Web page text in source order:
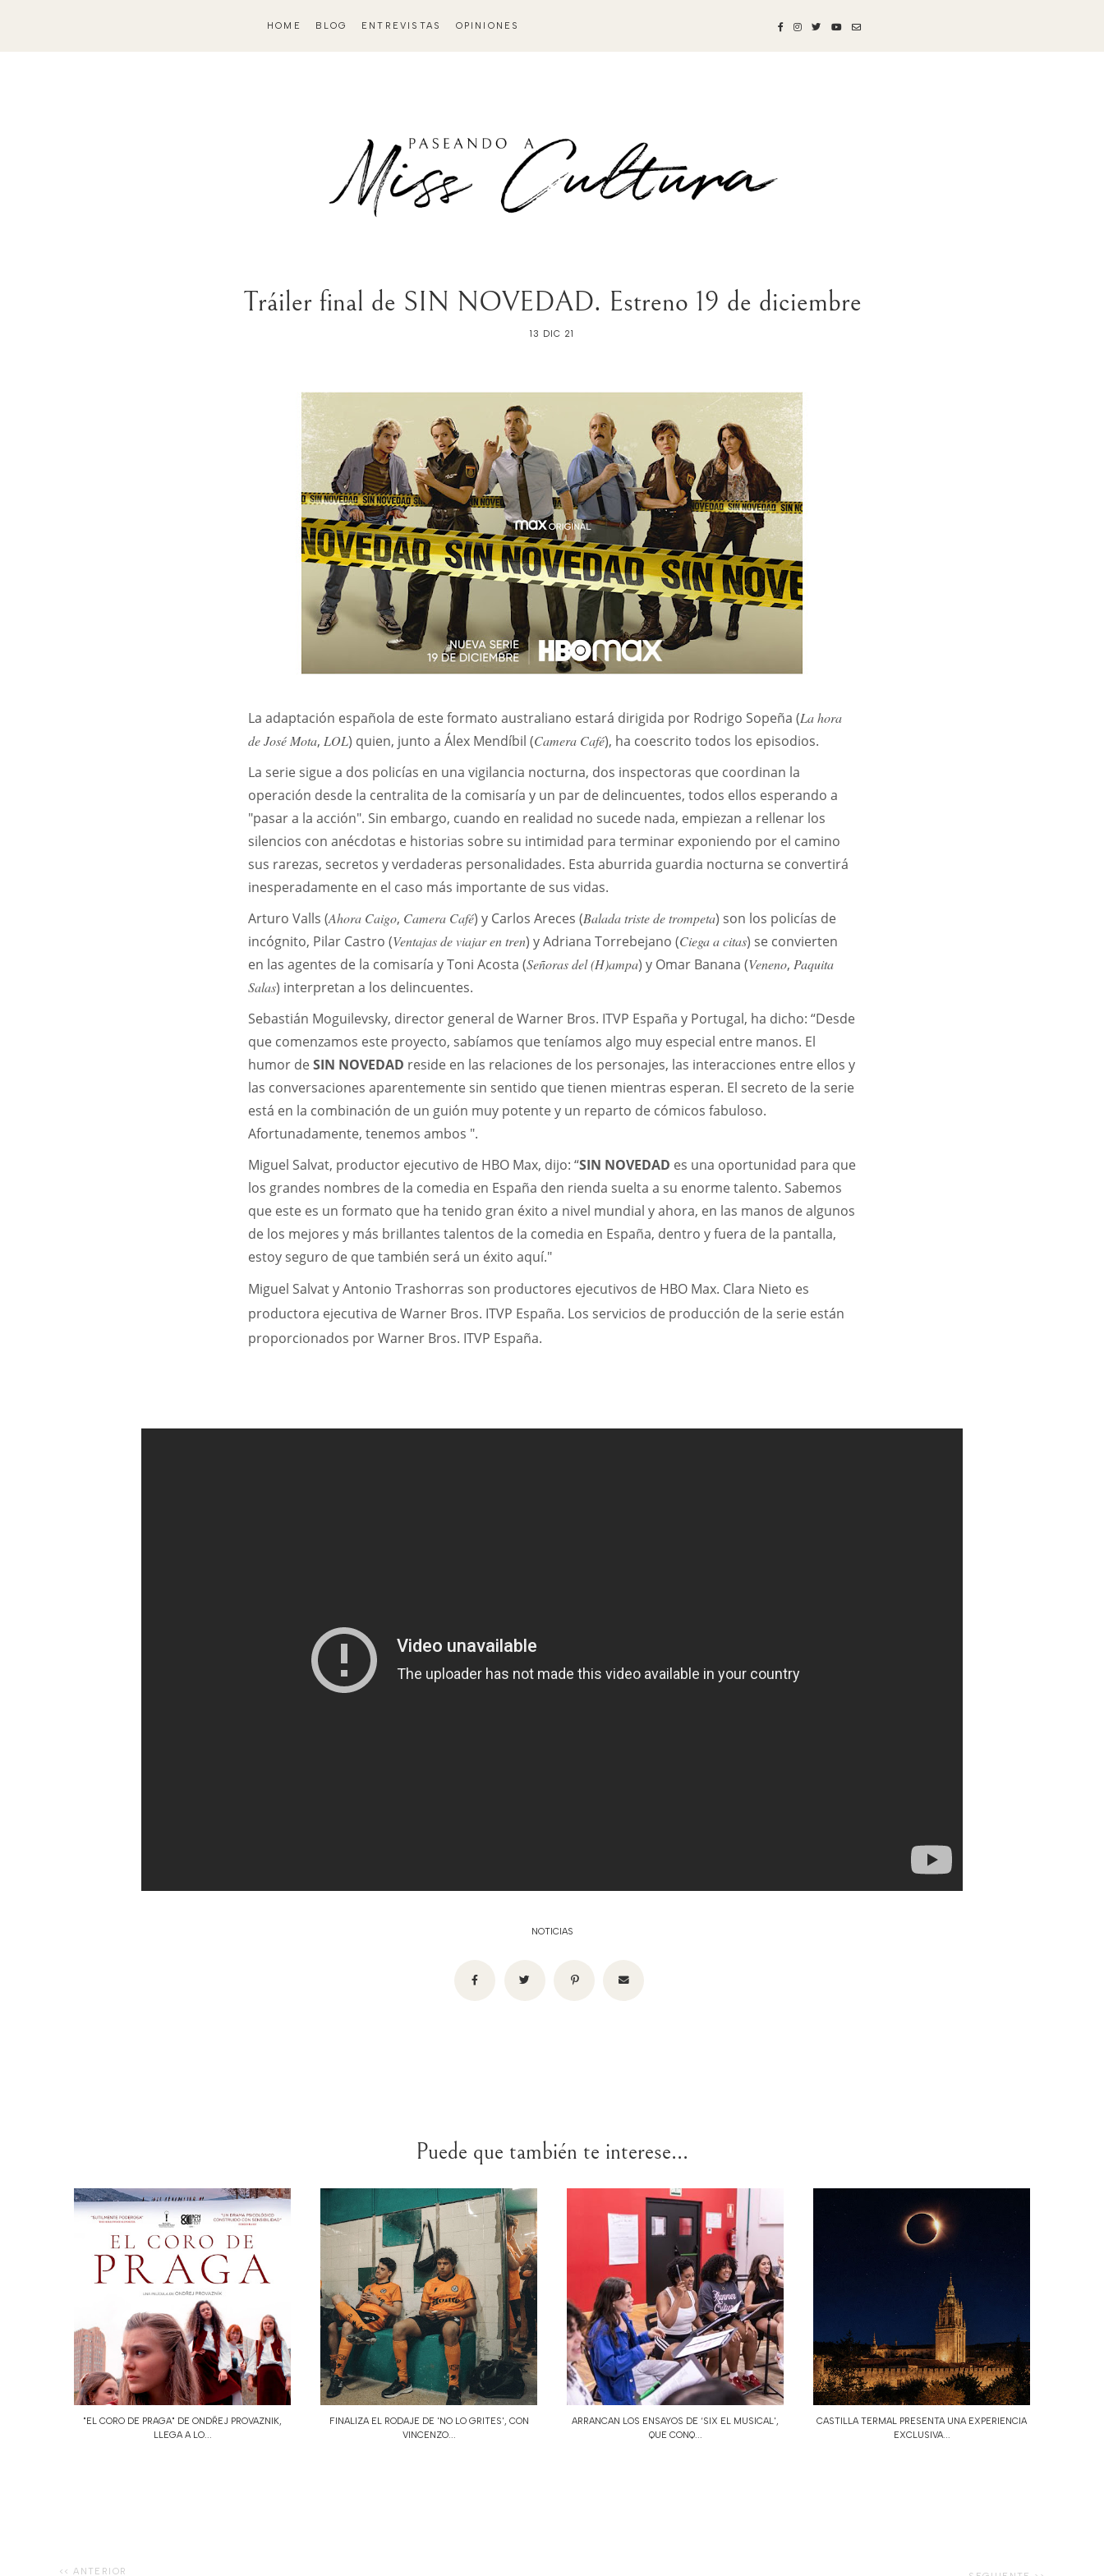
HOME BLOG ENTREVISTAS OPINIONES
Tráiler final de SIN NOVEDAD. Estreno 19 de diciembre
13 DIC 21
La adaptación española de este formato australiano estará dirigida por Rodrigo Sopeña (La hora
de José Mota, LOL) quien, junto a Álex Mendíbil (Camera Café), ha coescrito todos los episodios.
La serie sigue a dos policías en una vigilancia nocturna, dos inspectoras que coordinan la
operación desde la centralita de la comisaría y un par de delincuentes, todos ellos esperando a
"pasar a la acción". Sin embargo, cuando en realidad no sucede nada, empiezan a rellenar los
silencios con anécdotas e historias sobre su intimidad para terminar exponiendo por el camino
sus rarezas, secretos y verdaderas personalidades. Esta aburrida guardia nocturna se convertirá
inesperadamente en el caso más importante de sus vidas.
Arturo Valls (Ahora Caigo, Camera Café) y Carlos Areces (Balada triste de trompeta) son los policías de
incógnito, Pilar Castro (Ventajas de viajar en tren) y Adriana Torrebejano (Ciega a citas) se convierten
en las agentes de la comisaría y Toni Acosta (Señoras del (H)ampa) y Omar Banana (Veneno, Paquita
Salas) interpretan a los delincuentes.
Sebastián Moguilevsky, director general de Warner Bros. ITVP España y Portugal, ha dicho: “Desde
que comenzamos este proyecto, sabíamos que teníamos algo muy especial entre manos. El
humor deSIN NOVEDAD reside en las relaciones de los personajes, las interacciones entre ellos y
las conversaciones aparentemente sin sentido que tienen mientras esperan. El secreto de la serie
está en la combinación de un guión muy potente y un reparto de cómicos fabuloso.
Afortunadamente, tenemos ambos ".
Miguel Salvat, productor ejecutivo de HBO Max, dijo: “SIN NOVEDAD es una oportunidad para que
los grandes nombres de la comedia en España den rienda suelta a su enorme talento. Sabemos
que este es un formato que ha tenido gran éxito a nivel mundial y ahora, en las manos de algunos
de los mejores y más brillantes talentos de la comedia en España, dentro y fuera de la pantalla,
estoy seguro de que también será un éxito aquí."
Miguel Salvat y Antonio Trashorras son productores ejecutivos de HBO Max. Clara Nieto es
productora ejecutiva de Warner Bros. ITVP España. Los servicios de producción de la serie están
proporcionados por Warner Bros. ITVP España.
NOTICIAS
Puede que también te interese...
"EL CORO DE PRAGA" DE ONDŘEJ PROVAZNIK,
LLEGA A LO...
FINALIZA EL RODAJE DE 'NO LO GRITES', CON
VINCENZO...
ARRANCAN LOS ENSAYOS DE ‘SIX EL MUSICAL',
QUE CONQ...
CASTILLA TERMAL PRESENTA UNA EXPERIENCIA
EXCLUSIVA...